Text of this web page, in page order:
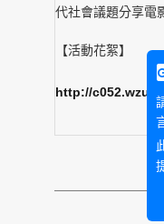
代社會議題分享電
【活動花絮】
http://